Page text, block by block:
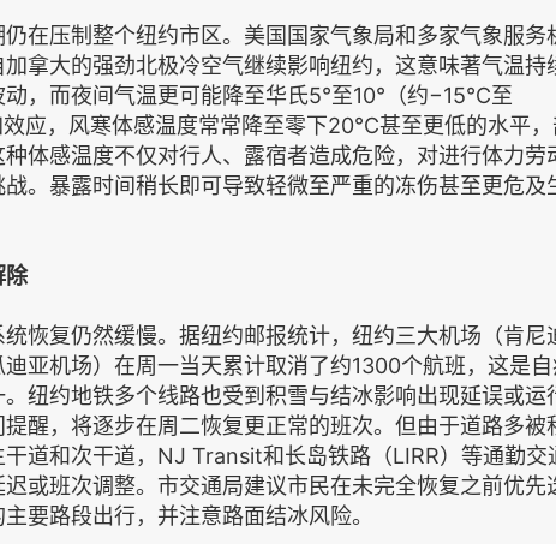
在压制整个纽约市区。美国国家气象局和多家气象服务
拿大的强劲北极冷空气继续影响纽约，这意味著气温持
，而夜间气温更可能降至华氏5°至10°（约−15℃至
应，风寒体感温度常常降至零下20℃甚至更低的水平，
体感温度不仅对行人、露宿者造成危险，对进行体力劳
。暴露时间稍长即可导致轻微至严重的冻伤甚至更危及
除
恢复仍然缓慢。据纽约邮报统计，纽约三大机场（肯尼
亚机场）在周一当天累计取消了约1300个航班，这是
纽约地铁多个线路也受到积雪与结冰影响出现延误或运
醒，将逐步在周二恢复更正常的班次。但由于道路多被
道和次干道，NJ Transit和长岛铁路（LIRR）等通勤交
或班次调整。市交通局建议市民在未完全恢复之前优先
要路段出行，并注意路面结冰风险。